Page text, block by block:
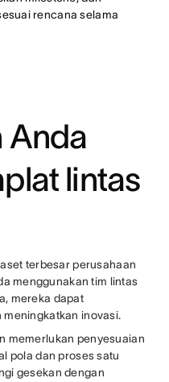
rencana selama
Anda
lintas
terbesar perusahaan
menggunakan tim lintas
mereka dapat
meningkatkan inovasi.
memerlukan penyesuaian
pola dan proses satu
gesekan dengan